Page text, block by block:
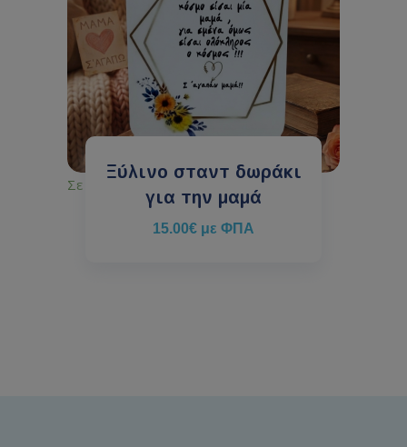
Ξύλινο σταντ δωράκι
για την μαμά
15.00€ με ΦΠΑ
Σε απόθεμα